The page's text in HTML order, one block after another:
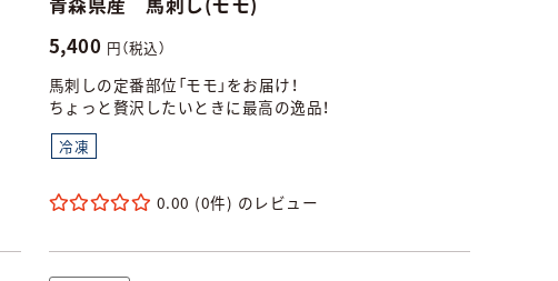
5,400 円（税込）
馬刺しの定番部位「モモ」をお届け！
ちょっと贅沢したいときに最高の逸品！
冷凍
0.00 (0件)